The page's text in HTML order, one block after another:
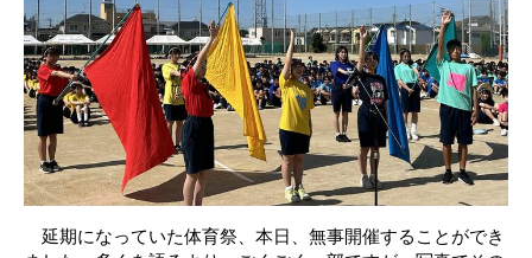
延期になっていた体育祭、本日、無事開催することができ